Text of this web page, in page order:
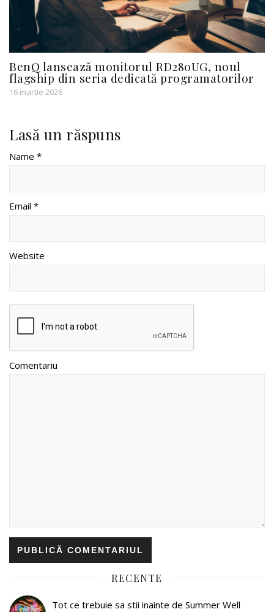
BenQ lansează monitorul RD280UG, noul
flagship din seria dedicată programatorilor
16 martie 2026
Lasă un răspuns
Name *
Email *
Website
Comentariu
RECENTE
Tot ce trebuie sa stii inainte de Summer Well